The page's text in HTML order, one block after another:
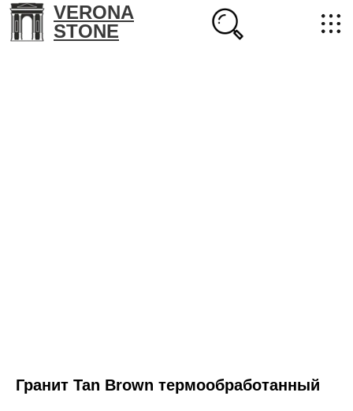
VERONA
STONE
Гранит Tan Brown термообработанный